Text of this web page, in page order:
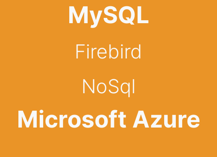
MySQL
Firebird
NoSql
Microsoft Azure